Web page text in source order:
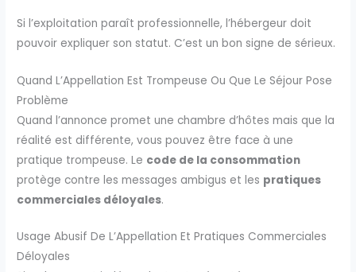
Si l’exploitation paraît professionnelle, l’hébergeur doit
pouvoir expliquer son statut. C’est un bon signe de sérieux.
Quand L’Appellation Est Trompeuse Ou Que Le Séjour Pose
Problème
Quand l’annonce promet une chambre d’hôtes mais que la
réalité est différente, vous pouvez être face à une
pratique trompeuse. Le code de la consommation
protège contre les messages ambigus et les pratiques
commerciales déloyales.
Usage Abusif De L’Appellation Et Pratiques Commerciales
Déloyales